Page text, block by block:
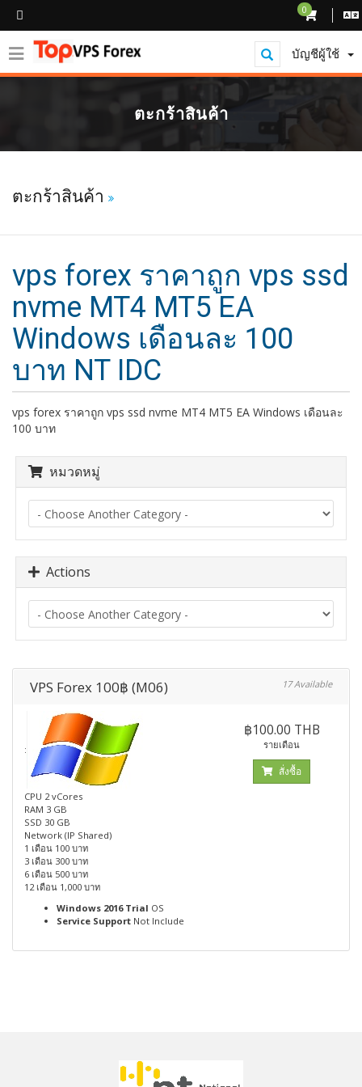
0
บัญชีผู้ใช้
ตะกร้าสินค้า
ตะกร้าสินค้า
vps forex ราคาถูก vps ssd
nvme MT4 MT5 EA
Windows เดือนละ 100
บาท NT IDC
vps forex ราคาถูก vps ssd nvme MT4 MT5 EA Windows เดือนละ
100 บาท
หมวดหมู่
Actions
VPS Forex 100฿ (M06) 17 Available
:
CPU 2 vCores
RAM 3 GB
SSD 30 GB
Network (IP Shared)
1 เดือน 100 บาท
3 เดือน 300 บาท
6 เดือน 500 บาท
12 เดือน 1,000 บาท
Windows 2016 Trial OS
Service Support Not Include
฿100.00 THB
รายเดือน
สั่งซื้อ